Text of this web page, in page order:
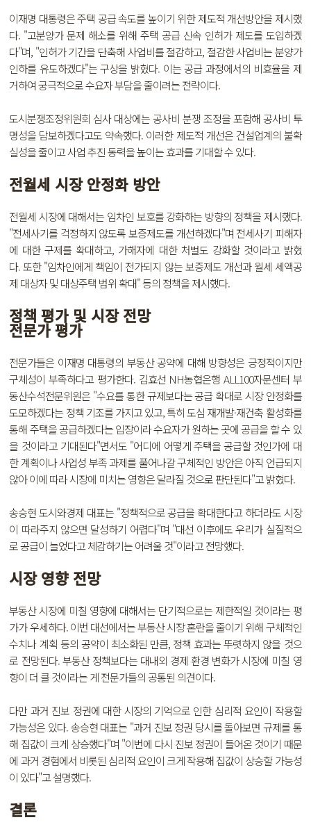
이재명 대통령은 주택 공급 속도를 높이기 위한 제도적 개선방안을 제시했
다. "고분양가 문제 해소를 위해 주택 공급 신속 인허가 제도를 도입하겠
다"며, "인허가 기간을 단축해 사업비를 절감하고, 절감한 사업비는 분양가
인하를 유도하겠다"는 구상을 밝혔다. 이는 공급 과정에서의 비효율을 제
거하여 궁극적으로 수요자 부담을 줄이려는 전략이다.
도시분쟁조정위원회 심사 대상에는 공사비 분쟁 조정을 포함해 공사비 투
명성을 담보하겠다고도 약속했다. 이러한 제도적 개선은 건설업계의 불확
실성을 줄이고 사업 추진 동력을 높이는 효과를 기대할 수 있다.
전월세 시장 안정화 방안
전월세 시장에 대해서는 임차인 보호를 강화하는 방향의 정책을 제시했다.
"전세사기를 걱정하지 않도록 보증제도를 개선하겠다"며 전세사기 피해자
에 대한 구제를 확대하고, 가해자에 대한 처벌도 강화할 것이라고 밝혔
다. 또한 "임차인에게 책임이 전가되지 않는 보증제도 개선과 월세 세액공
제 대상자 및 대상주택 범위 확대" 등의 정책을 제시했다.
정책 평가 및 시장 전망
전문가 평가
전문가들은 이재명 대통령의 부동산 공약에 대해 방향성은 긍정적이지만
구체성이 부족하다고 평가한다. 김효선 NH농협은행 ALL100자문센터 부
동산수석전문위원은 "수요를 통한 규제보다는 공급 확대로 시장 안정화를
도모하겠다는 정책 기조를 가지고 있고, 특히 도심 재개발·재건축 활성화를
통해 주택을 공급하겠다는 입장이라 수요자가 원하는 곳에 공급을 할 수 있
을 것이라고 기대된다"면서도 "어디에 어떻게 주택을 공급할 것인가에 대
한 계획이나 사업성 부족 과제를 풀어나갈 구체적인 방안은 아직 언급되지
않아 이에 따라 시장에 미치는 영향은 달라질 것으로 판단된다"고 밝혔다.
송승현 도시와경제 대표는 "정책적으로 공급을 확대한다고 하더라도 시장
이 따라주지 않으면 달성하기 어렵다"며 "대선 이후에도 우리가 실질적으
로 공급이 늘었다고 체감하기는 어려울 것"이라고 전망했다.
시장 영향 전망
부동산 시장에 미칠 영향에 대해서는 단기적으로는 제한적일 것이라는 평
가가 우세하다. 이번 대선에서는 부동산 시장 혼란을 줄이기 위해 구체적인
수치나 계획 등의 공약이 최소화된 만큼, 정책 효과는 뚜렷하지 않을 것으
로 전망된다. 부동산 정책보다는 대내외 경제 환경 변화가 시장에 미칠 영
향이 더 클 것이라는 게 전문가들의 공통된 의견이다.
다만 과거 진보 정권에 대한 시장의 기억으로 인한 심리적 요인이 작용할
가능성은 있다. 송승현 대표는 "과거 진보 정권 당시를 돌아보면 규제를 통
해 집값이 크게 상승했다"며 "이번에 다시 진보 정권이 들어온 것이기 때문
에 과거 경험에서 비롯된 심리적 요인이 크게 작용해 집값이 상승할 가능성
이 있다"고 설명했다.
결론